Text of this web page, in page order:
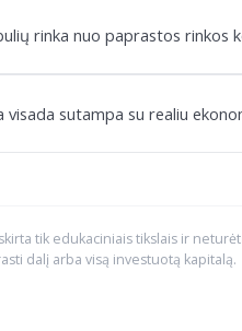
rinka nuo paprastos rinkos
visada sutampa su realiu
tik edukaciniais tikslais ir
dalį arba visą investuotą kapitalą.